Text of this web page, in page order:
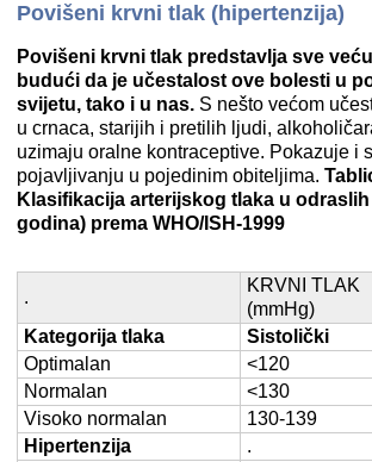
Povišeni krvni tlak (hipertenzija)
Povišeni krvni tlak predstavlja sve
budući da je učestalost ove bolesti u
svijetu, tako i u nas. S nešto većom
u crnaca, starijih i pretilih ljudi,
uzimaju oralne kontraceptive. Pokazuje i
pojavljivanju u pojedinim obiteljima.
Klasifikacija arterijskog tlaka u
godina) prema WHO/ISH-1999
.
KRVNI TLAK
(mmHg)
Kategorija tlaka
Sistolički
Optimalan
<120
Normalan
<130
Visoko normalan
130-139
Hipertenzija
.